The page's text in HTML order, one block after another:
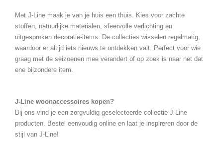
Met J-Line maak je van je huis een thuis. Kies voor zachte
stoffen, natuurlijke materialen, sfeervolle verlichting en
uitgesproken decoratie-items. De collecties wisselen regelmatig,
waardoor er altijd iets nieuws te ontdekken valt. Perfect voor wie
graag met de seizoenen mee verandert of op zoek is naar net dat
ene bijzondere item.
J-Line woonaccessoires kopen?
Bij ons vind je een zorgvuldig geselecteerde collectie J-Line
producten. Bestel eenvoudig online en laat je inspireren door de
stijl van J-Line!